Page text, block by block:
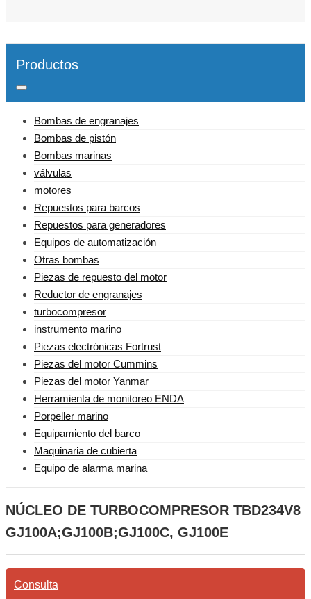
Productos
Bombas de engranajes
Bombas de pistón
Bombas marinas
válvulas
motores
Repuestos para barcos
Repuestos para generadores
Equipos de automatización
Otras bombas
Piezas de repuesto del motor
Reductor de engranajes
turbocompresor
instrumento marino
Piezas electrónicas Fortrust
Piezas del motor Cummins
Piezas del motor Yanmar
Herramienta de monitoreo ENDA
Porpeller marino
Equipamiento del barco
Maquinaria de cubierta
Equipo de alarma marina
NÚCLEO DE TURBOCOMPRESOR TBD234V8
GJ100A;GJ100B;GJ100C, GJ100E
Consulta